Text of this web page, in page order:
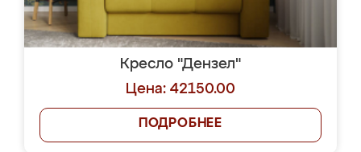
Кресло "Дензел"
Цена: 42150.00
ПОДРОБНЕЕ